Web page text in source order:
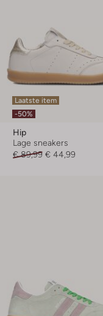
Laatste item
-50%
Hip
Lage sneakers
€ 89,99 € 44,99